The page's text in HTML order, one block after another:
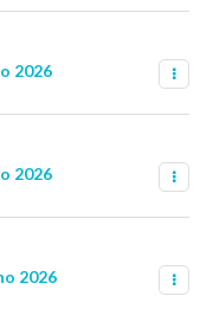
2026
2026
2026